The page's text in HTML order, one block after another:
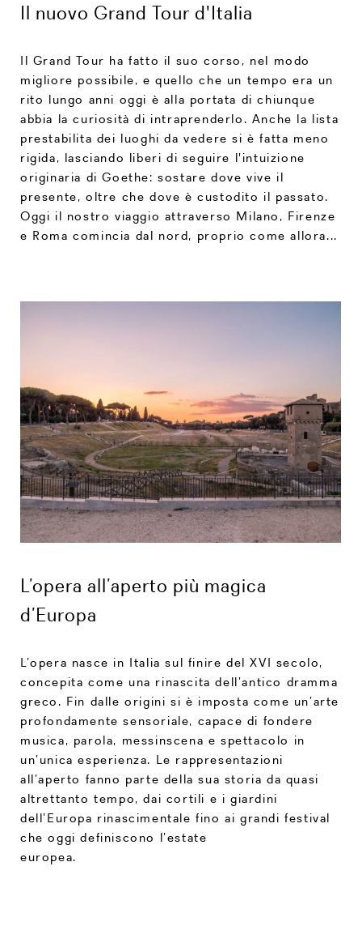
Il nuovo Grand Tour d'Italia
Il Grand Tour ha fatto il suo corso, nel modo
migliore possibile, e quello che un tempo era un
rito lungo anni oggi è alla portata di chiunque
abbia la curiosità di intraprenderlo. Anche la lista
prestabilita dei luoghi da vedere si è fatta meno
rigida, lasciando liberi di seguire l'intuizione
originaria di Goethe: sostare dove vive il
presente, oltre che dove è custodito il passato.
Oggi il nostro viaggio attraverso Milano, Firenze
e Roma comincia dal nord, proprio come allora...
L’opera all’aperto più magica
d’Europa
L’opera nasce in Italia sul finire del XVI secolo,
concepita come una rinascita dell’antico dramma
greco. Fin dalle origini si è imposta come un’arte
profondamente sensoriale, capace di fondere
musica, parola, messinscena e spettacolo in
un’unica esperienza. Le rappresentazioni
all’aperto fanno parte della sua storia da quasi
altrettanto tempo, dai cortili e i giardini
dell’Europa rinascimentale fino ai grandi festival
che oggi definiscono l’estate
europea.